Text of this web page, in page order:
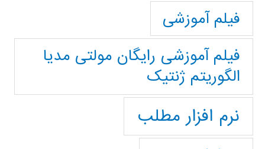
فیلم آموزشی
فیلم آموزشی رایگان مولتی مدیا
الگوریتم ژنتیک
نرم افزار مطلب